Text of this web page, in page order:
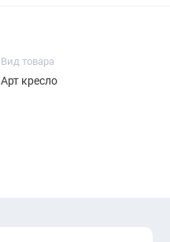
Вид товара
Арт кресло